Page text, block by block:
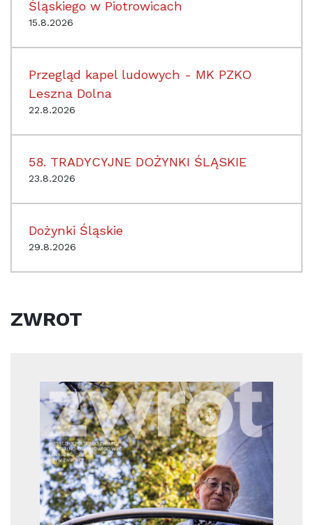
Śląskiego w Piotrowicach
15.8.2026
Przegląd kapel ludowych - MK PZKO
Leszna Dolna
22.8.2026
58. TRADYCYJNE DOŻYNKI ŚLĄSKIE
23.8.2026
Dożynki Śląskie
29.8.2026
ZWROT